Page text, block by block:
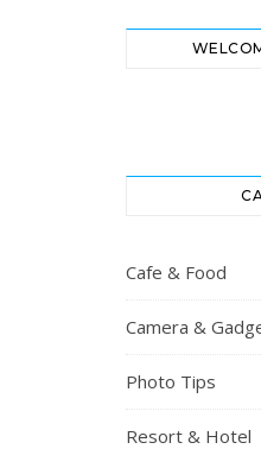
Cafe & Food
Camera &
Photo Tips
Resort & Hotel